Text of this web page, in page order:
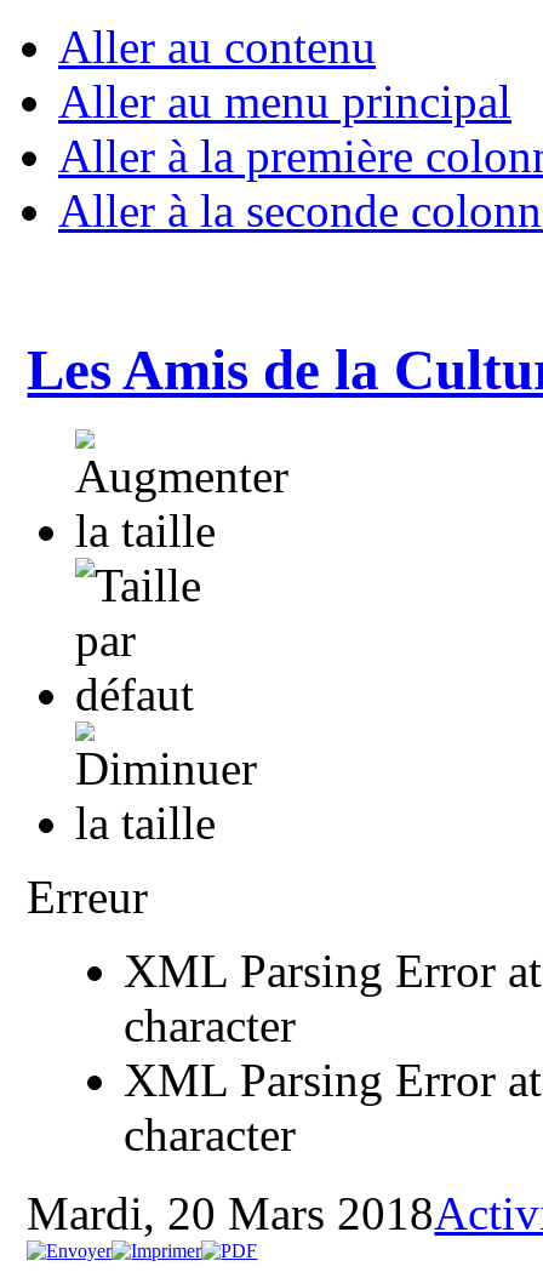
Aller au contenu
Aller au menu principal
Aller à la première
Aller à la seconde
Les Amis de la
Erreur
XML Parsing Error
character
XML Parsing Error
character
Mardi, 20 Mars 2018